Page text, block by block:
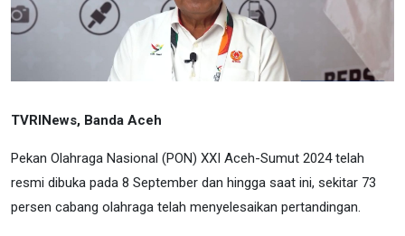
TVRINews, Banda Aceh
Pekan Olahraga Nasional (PON) XXI Aceh-Sumut 2024 telah
resmi dibuka pada 8 September dan hingga saat ini, sekitar 73
persen cabang olahraga telah menyelesaikan pertandingan.